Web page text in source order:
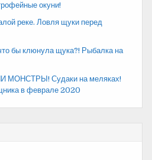
окуни!
реке. Ловля щуки перед
бы клюнула щука?! Рыбалка на
Судаки на меляках!
в феврале 2020